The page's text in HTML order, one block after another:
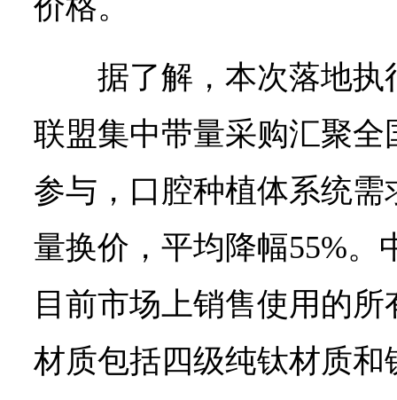
价格。
据了解，本次落地
联盟集中带量采购汇聚全
参与，口腔种植体系统需
量换价，平均降幅55%。
目前市场上销售使用的
材质包括四级纯钛材质